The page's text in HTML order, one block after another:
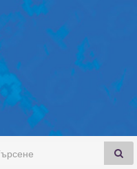
for: